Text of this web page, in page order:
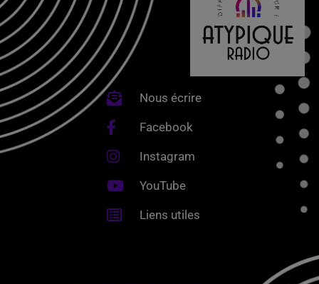
Nous écrire
Facebook
Instagram
YouTube
Liens utiles